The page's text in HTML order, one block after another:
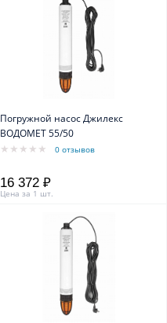
Погружной насос Джилекс
ВОДОМЕТ 55/50
0 отзывов
16 372 ₽
Цена за 1 шт.